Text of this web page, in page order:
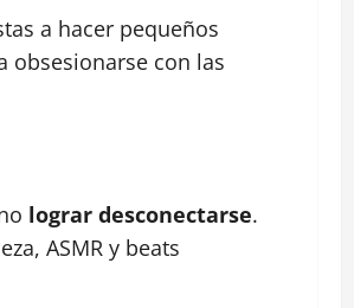
a hacer pequeños
obsesionarse con las
lograr desconectarse.
ASMR y beats